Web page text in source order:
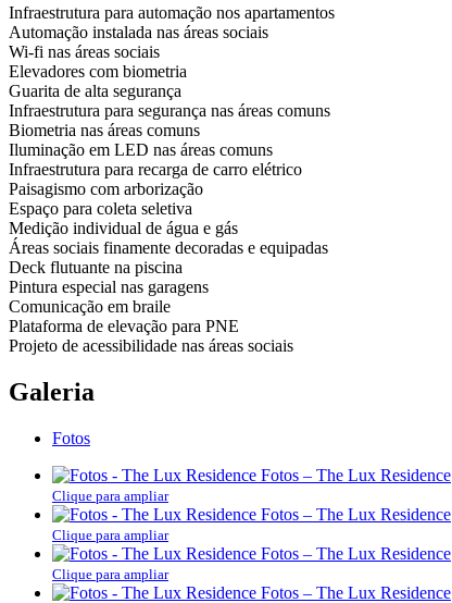
Infraestrutura para automação nos apartamentos
Automação instalada nas áreas sociais
Wi-fi nas áreas sociais
Elevadores com biometria
Guarita de alta segurança
Infraestrutura para segurança nas áreas comuns
Biometria nas áreas comuns
Iluminação em LED nas áreas comuns
Infraestrutura para recarga de carro elétrico
Paisagismo com arborização
Espaço para coleta seletiva
Medição individual de água e gás
Áreas sociais finamente decoradas e equipadas
Deck flutuante na piscina
Pintura especial nas garagens
Comunicação em braile
Plataforma de elevação para PNE
Projeto de acessibilidade nas áreas sociais
Galeria
Fotos
Fotos – The Lux Residence
Clique para ampliar
Fotos – The Lux Residence
Clique para ampliar
Fotos – The Lux Residence
Clique para ampliar
Fotos – The Lux Residence